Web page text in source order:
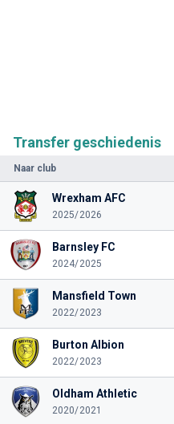
Transfer geschiedenis
Naar club
Wrexham AFC
2025/2026
Barnsley FC
2024/2025
Mansfield Town
2022/2023
Burton Albion
2022/2023
Oldham Athletic
2020/2021